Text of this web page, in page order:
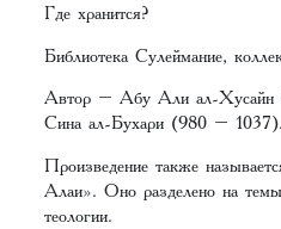
Где хранится?
Библиотека Сулеймание,
Автор – Абу Али ал-Хусайн
Сина ал-Бухари (980 – 1037).
Произведение также
Алаи». Оно разделено на
теологии.